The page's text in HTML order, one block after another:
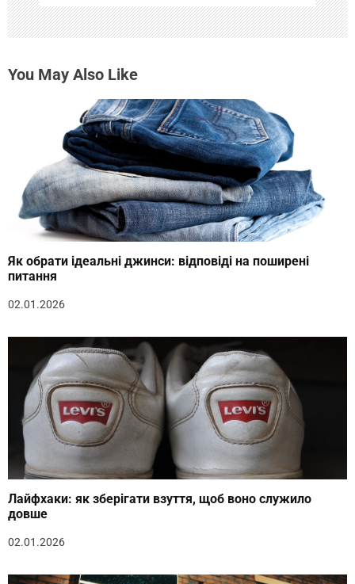
м
You May Also Like
Як обрати ідеальні джинси: відповіді на поширені
питання
02.01.2026
Лайфхаки: як зберігати взуття, щоб воно служило
довше
02.01.2026